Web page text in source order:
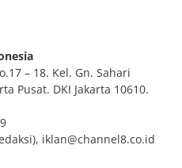
– 18. Kel. Gn. Sahari
Pusat. DKI Jakarta 10610.
iklan@channel8.co.id